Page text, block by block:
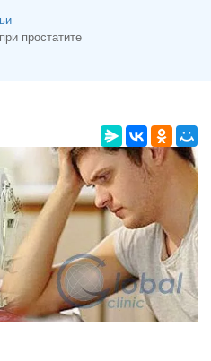
простатите